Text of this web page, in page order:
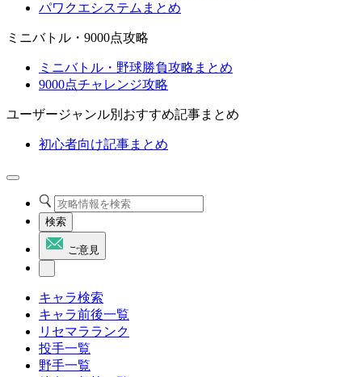
パワクエシステムまとめ
ミニバトル・9000点攻略
ミニバトル・野球勝負攻略まとめ
9000点チャレンジ攻略
ユーザージャンル別おすすめ記事まとめ
初心者向け記事まとめ
検索
ご意見
キャラ検索
キャラ前後一覧
リセマラランク
投手一覧
野手一覧